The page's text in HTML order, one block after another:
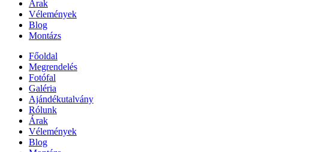
Árak
Vélemények
Blog
Montázs
Főoldal
Megrendelés
Fotófal
Galéria
Ajándékutalvány
Rólunk
Árak
Vélemények
Blog